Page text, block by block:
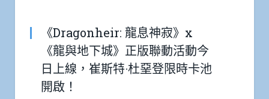
《Dragonheir: 龍息神寂》x
《龍與地下城》正版聯動活動今
日上線，崔斯特·杜堊登限時卡池
開啟！